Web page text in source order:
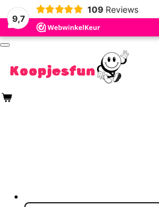
9,7
109 Reviews
Ga
direct
naar
de